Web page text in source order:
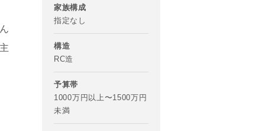
家族構成
指定なし
構造
RC造
予算帯
1000万円以上〜1500万円
未満